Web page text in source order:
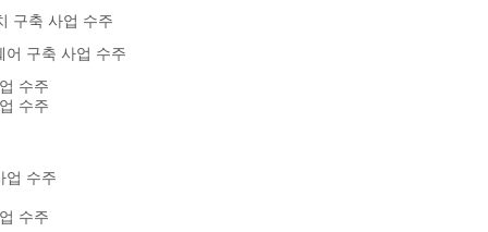
구축 사업 수주
어 구축 사업 수주
수주
수주
업 수주
수주